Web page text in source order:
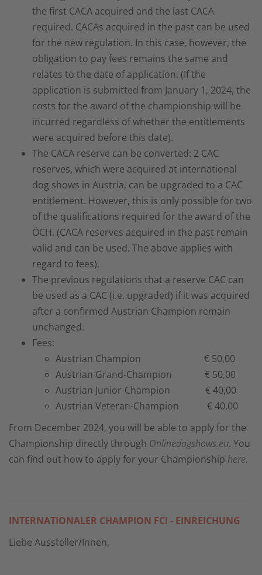
the first CACA acquired and the last CACA
required. CACAs acquired in the past can be used
for the new regulation. In this case, however, the
obligation to pay fees remains the same and
relates to the date of application. (If the
application is submitted from January 1, 2024, the
costs for the award of the championship will be
incurred regardless of whether the entitlements
were acquired before this date).
The CACA reserve can be converted: 2 CAC
reserves, which were acquired at international
dog shows in Austria, can be upgraded to a CAC
entitlement. However, this is only possible for two
of the qualifications required for the award of the
ÖCH. (CACA reserves acquired in the past remain
valid and can be used. The above applies with
regard to fees).
The previous regulations that a reserve CAC can
be used as a CAC (i.e. upgraded) if it was acquired
after a confirmed Austrian Champion remain
unchanged.
Fees:
Austrian Champion € 50,00
Austrian Grand-Champion € 50,00
Austrian Junior-Champion € 40,00
Austrian Veteran-Champion € 40,00
From December 2024, you will be able to apply for the
Championship directly through Onlinedogshows.eu. You
can find out how to apply for your Championship here.
INTERNATIONALER CHAMPION FCI - EINREICHUNG
Liebe Aussteller/Innen,